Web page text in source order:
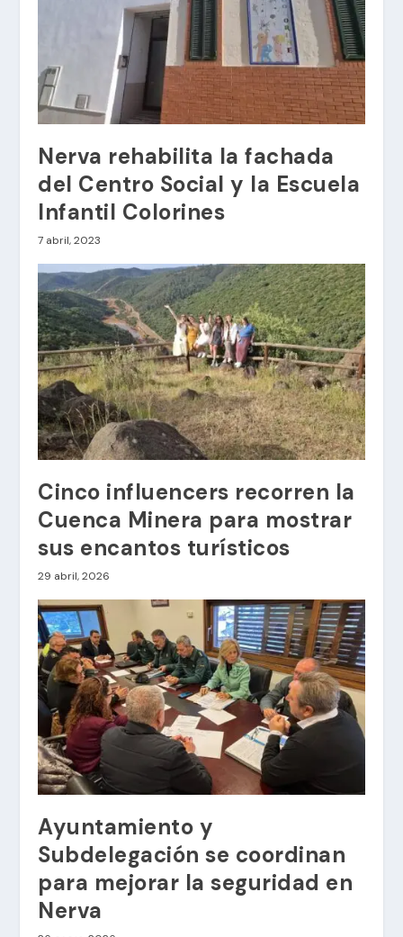
Nerva rehabilita la fachada
del Centro Social y la Escuela
Infantil Colorines
7 abril, 2023
Cinco influencers recorren la
Cuenca Minera para mostrar
sus encantos turísticos
29 abril, 2026
Ayuntamiento y
Subdelegación se coordinan
para mejorar la seguridad en
Nerva